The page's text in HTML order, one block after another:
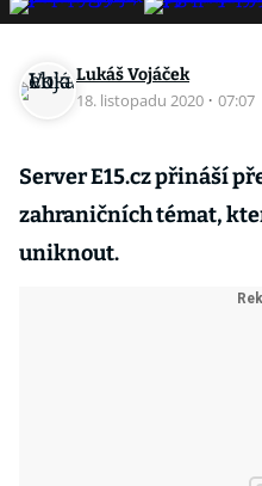
Lukáš Vojáček
18. listopadu 2020 · 07:07
Server E15.cz přináší
zahraničních témat,
uniknout.